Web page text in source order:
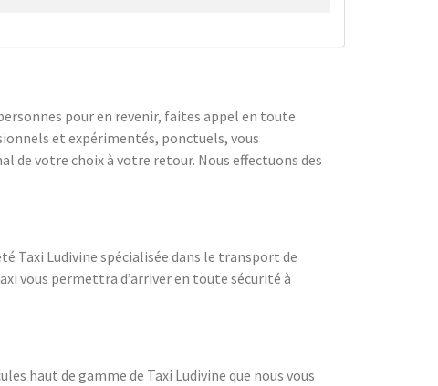
pour en revenir, faites appel en toute
et expérimentés, ponctuels, vous
de votre choix à votre retour. Nous effectuons des
Taxi Ludivine spécialisée dans le transport de
vous permettra d’arriver en toute sécurité à
haut de gamme de Taxi Ludivine que nous vous